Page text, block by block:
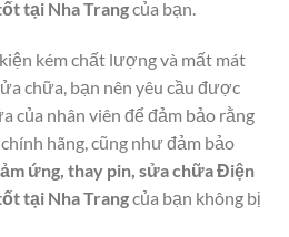
tại Nha Trangcủa bạn.
kém chất lượng và mất mát
chữa, bạn nên yêu cầu được
của nhân viên để đảm bảo rằng
hãng, cũng như đảm bảo
ứng, thay pin, sửa chữa Điện
tại Nha Trangcủa bạn không bị